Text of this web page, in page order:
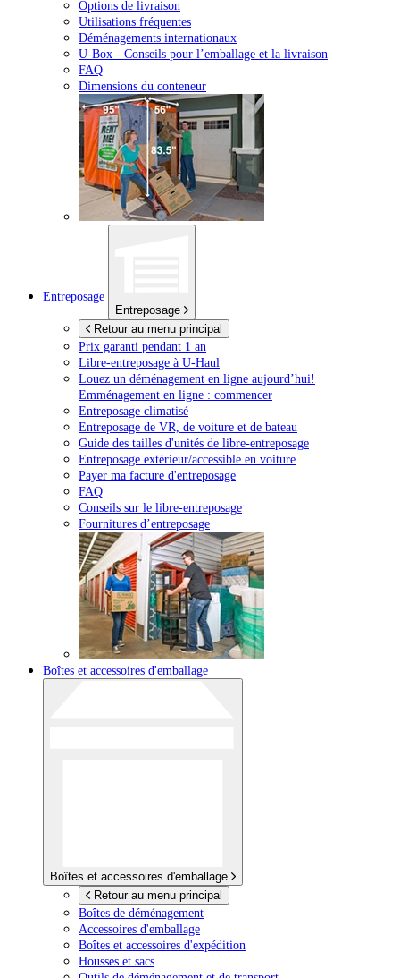
Options de livraison
Utilisations fréquentes
Déménagements internationaux
U-Box - Conseils pour l’emballage et la livraison
FAQ
Dimensions du conteneur
Entreposage
Entreposage
Retour au menu principal
Prix garanti pendant 1 an
Libre-entreposage à U-Haul
Louez un déménagement en ligne aujourd’hui!
Emménagement en ligne : commencer
Entreposage climatisé
Entreposage de VR, de voiture et de bateau
Guide des tailles d'unités de libre-entreposage
Entreposage extérieur/accessible en voiture
Payer ma facture d'entreposage
FAQ
Conseils sur le libre-entreposage
Fournitures d’entreposage
Boîtes et accessoires d'emballage
Boîtes et accessoires d'emballage
Retour au menu principal
Boîtes de déménagement
Accessoires d'emballage
Boîtes et accessoires d'expédition
Housses et sacs